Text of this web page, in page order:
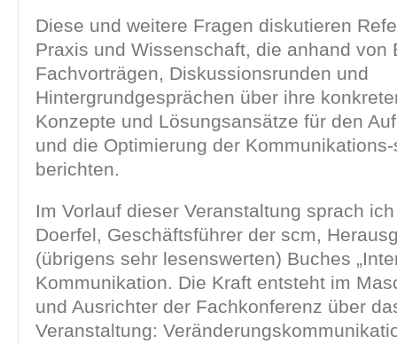
Diese und weitere Fragen diskutieren
Praxis und Wissenschaft, die anhand von
Fachvorträgen, Diskussionsrunden und
Hintergrundgesprächen über ihre
Konzepte und Lösungsansätze für den
und die Optimierung der
berichten.
Im Vorlauf dieser Veranstaltung sprach
Doerfel, Geschäftsführer der scm,
(übrigens sehr lesenswerten) Buches
Kommunikation. Die Kraft entsteht im
und Ausrichter der Fachkonferenz über
Veranstaltung: